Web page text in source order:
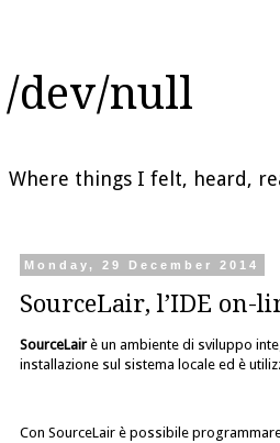
/dev/null
Where things I felt, heard,
Monday, 29 December 2014
SourceLair, l’IDE on-
SourceLairè un ambiente di sviluppo
installazione sul sistema locale ed è
Con SourceLair è possibile